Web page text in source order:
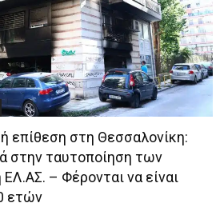
επίθεση στη Θεσσαλονίκη:
στην ταυτοποίηση των
– Φέρονται να είναι
ετών